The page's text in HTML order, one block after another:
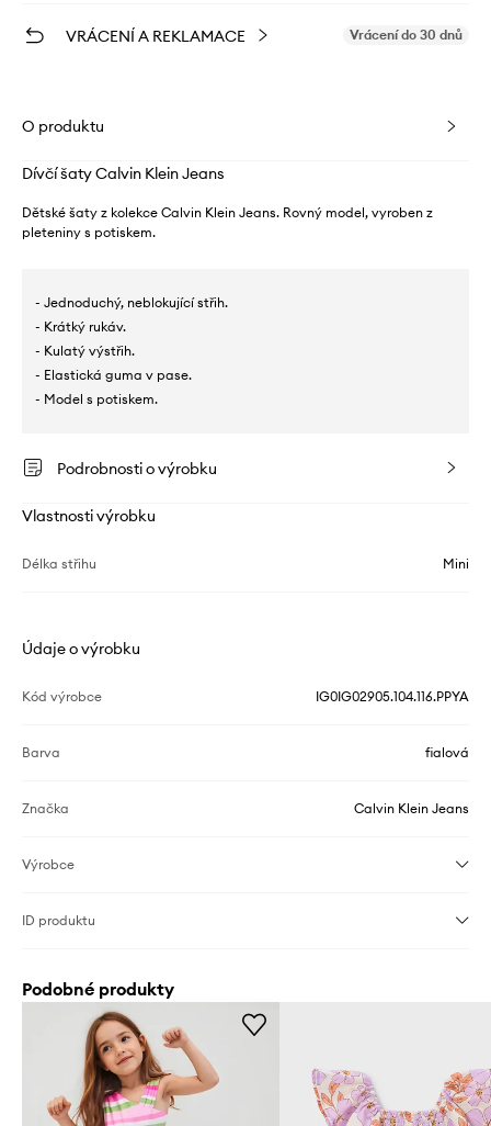
VRÁCENÍ A REKLAMACE Vrácení do 30 dnů
O produktu
Dívčí šaty Calvin Klein Jeans
Dětské šaty z kolekce Calvin Klein Jeans. Rovný model, vyroben z
pleteniny s potiskem.
- Jednoduchý, neblokující střih.
- Krátký rukáv.
- Kulatý výstřih.
- Elastická guma v pase.
- Model s potiskem.
Podrobnosti o výrobku
Vlastnosti výrobku
Délka střihu Mini
Údaje o výrobku
Kód výrobce IG0IG02905.104.116.PPYA
Barva fialová
Značka Calvin Klein Jeans
Výrobce
ID produktu
Podobné produkty